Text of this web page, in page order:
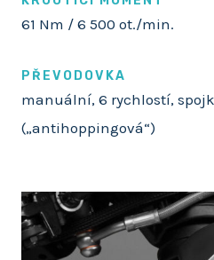
61 Nm / 6 500 ot./min.
PŘEVODOVKA
manuální, 6 rychlostí,
(„antihoppingová“)